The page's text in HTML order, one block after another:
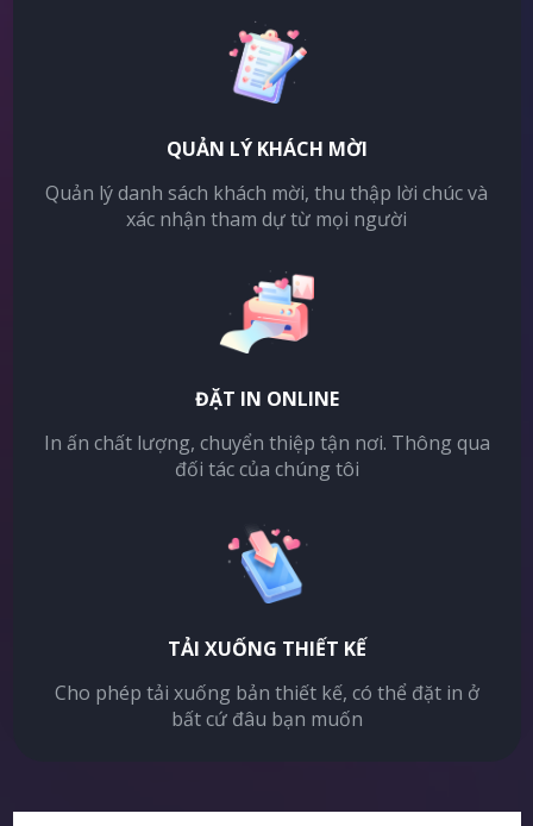
QUẢN LÝ KHÁCH MỜI
Quản lý danh sách khách mời, thu thập lời chúc và
xác nhận tham dự từ mọi người
ĐẶT IN ONLINE
In ấn chất lượng, chuyển thiệp tận nơi. Thông qua
đối tác của chúng tôi
TẢI XUỐNG THIẾT KẾ
Cho phép tải xuống bản thiết kế, có thể đặt in ở
bất cứ đâu bạn muốn